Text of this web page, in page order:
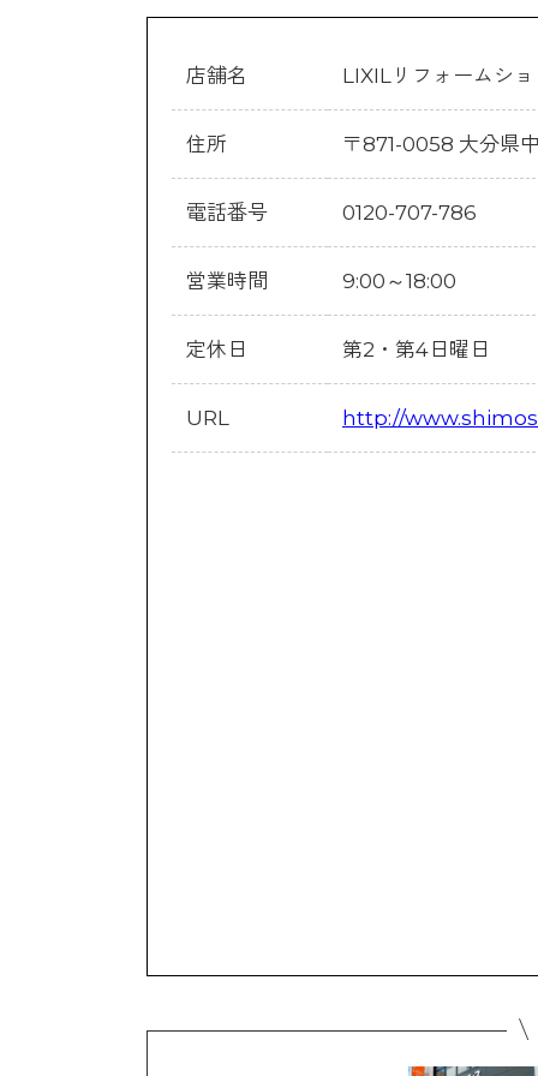
店舗名 LIXILリフォームシ
住所 〒871-0058 大分県
電話番号 0120-707-786
営業時間 9:00～18:00
定休日 第2・第4日曜日
URL http://